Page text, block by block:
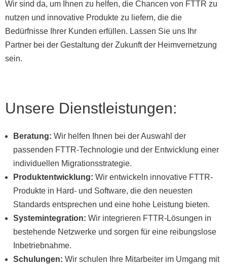
Wir sind da, um Ihnen zu helfen, die Chancen von FTTR zu
nutzen und innovative Produkte zu liefern, die die
Bedürfnisse Ihrer Kunden erfüllen. Lassen Sie uns Ihr
Partner bei der Gestaltung der Zukunft der Heimvernetzung
sein.
Unsere Dienstleistungen:
Beratung: Wir helfen Ihnen bei der Auswahl der
passenden FTTR-Technologie und der Entwicklung einer
individuellen Migrationsstrategie.
Produktentwicklung: Wir entwickeln innovative FTTR-
Produkte in Hard- und Software, die den neuesten
Standards entsprechen und eine hohe Leistung bieten.
Systemintegration: Wir integrieren FTTR-Lösungen in
bestehende Netzwerke und sorgen für eine reibungslose
Inbetriebnahme.
Schulungen: Wir schulen Ihre Mitarbeiter im Umgang mit